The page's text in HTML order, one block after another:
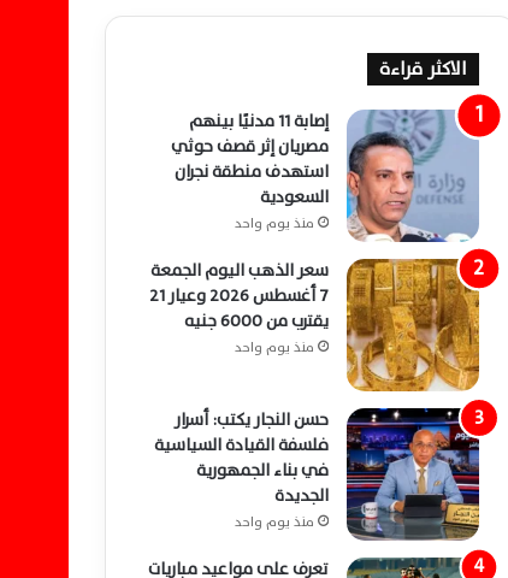
الاكثر قراءة
إصابة 11 مدنيًا بينهم
مصريان إثر قصف حوثي
استهدف منطقة نجران
السعودية
منذ يوم واحد
سعر الذهب اليوم الجمعة
7 أغسطس 2026 وعيار 21
يقترب من 6000 جنيه
منذ يوم واحد
حسن النجار يكتب: أسرار
فلسفة القيادة السياسية
في بناء الجمهورية
الجديدة
منذ يوم واحد
تعرف على مواعيد مباريات